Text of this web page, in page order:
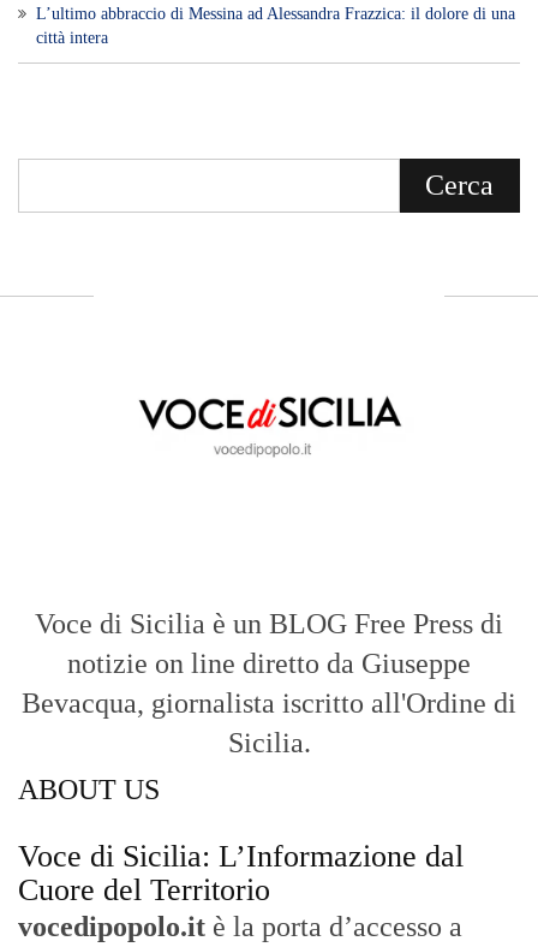
L’ultimo abbraccio di Messina ad Alessandra Frazzica: il dolore di una
città intera
Voce di Sicilia è un BLOG Free Press di
notizie on line diretto da Giuseppe
Bevacqua, giornalista iscritto all'Ordine di
Sicilia.
ABOUT US
Voce di Sicilia: L’Informazione dal
Cuore del Territorio
vocedipopolo.it è la porta d’accesso a